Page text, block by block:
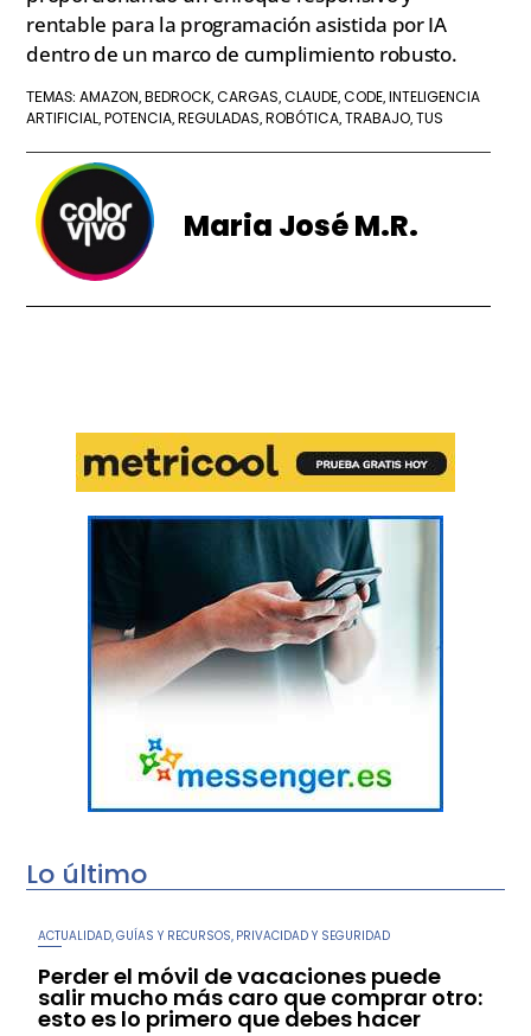
rentable para la programación asistida por IA
dentro de un marco de cumplimiento robusto.
TEMAS:AMAZON ,BEDROCK ,CARGAS ,CLAUDE ,CODE ,INTELIGENCIA
ARTIFICIAL ,POTENCIA ,REGULADAS ,ROBÓTICA ,TRABAJO ,TUS
Maria José M.R.
Lo último
ACTUALIDAD ,GUÍAS Y RECURSOS PRIVACIDAD Y SEGURIDAD
Perder el móvil de vacaciones puede
salir mucho más caro que comprar otro:
esto es lo primero que debes hacer